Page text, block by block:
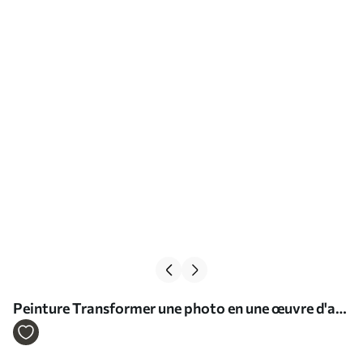
Peinture Transformer une photo en une œuvre d'art
Art. s33386